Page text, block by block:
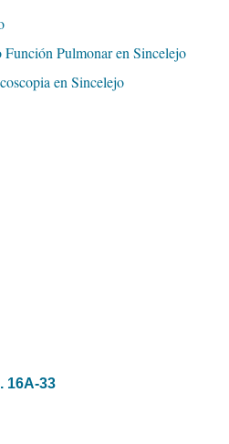
Pulmonar en Sincelejo
en Sincelejo
16A-33